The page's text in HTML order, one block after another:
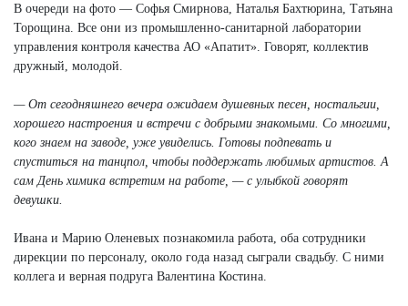
В очереди на фото — Софья Смирнова, Наталья Бахтюрина, Татьяна
Торощина. Все они из промышленно-санитарной лаборатории
управления контроля качества АО «Апатит». Говорят, коллектив
дружный, молодой.
— От сегодняшнего вечера ожидаем душевных песен, ностальгии,
хорошего настроения и встречи с добрыми знакомыми. Со многими,
кого знаем на заводе, уже увиделись. Готовы подпевать и
спуститься на танцпол, чтобы поддержать любимых артистов. А
сам День химика встретим на работе, — с улыбкой говорят
девушки.
Ивана и Марию Оленевых познакомила работа, оба сотрудники
дирекции по персоналу, около года назад сыграли свадьбу. С ними
коллега и верная подруга Валентина Костина.